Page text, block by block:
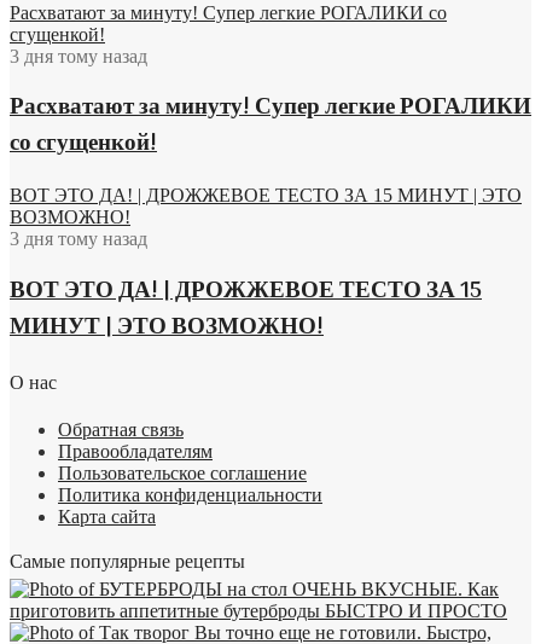
Расхватают за минуту! Супер легкие РОГАЛИКИ со
сгущенкой!
3 дня тому назад
Расхватают за минуту! Супер легкие РОГАЛИКИ
со сгущенкой!
ВОТ ЭТО ДА! | ДРОЖЖЕВОЕ ТЕСТО ЗА 15 МИНУТ | ЭТО
ВОЗМОЖНО!
3 дня тому назад
ВОТ ЭТО ДА! | ДРОЖЖЕВОЕ ТЕСТО ЗА 15
МИНУТ | ЭТО ВОЗМОЖНО!
О нас
Обратная связь
Правообладателям
Пользовательское соглашение
Политика конфиденциальности
Карта сайта
Самые популярные рецепты